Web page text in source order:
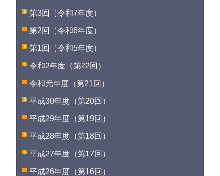
第3回（令和7年度）
第2回（令和6年度）
第1回（令和5年度）
令和2年度（第22回）
令和元年度（第21回）
平成30年度（第20回）
平成29年度（第19回）
平成28年度（第18回）
平成27年度（第17回）
平成26年度（第16回）